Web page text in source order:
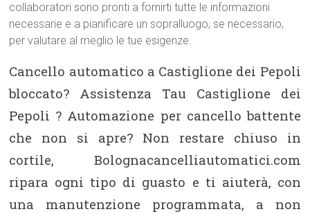
collaboratori sono pronti a fornirti tutte le informazioni
necessarie e a pianificare un sopralluogo, se necessario,
per valutare al meglio le tue esigenze.
Cancello automatico a Castiglione dei Pepoli
bloccato? Assistenza Tau Castiglione dei
Pepoli ? Automazione per cancello battente
che non si apre? Non restare chiuso in
cortile, Bolognacancelliautomatici.com
ripara ogni tipo di guasto e ti aiuterà, con
una manutenzione programmata, a non